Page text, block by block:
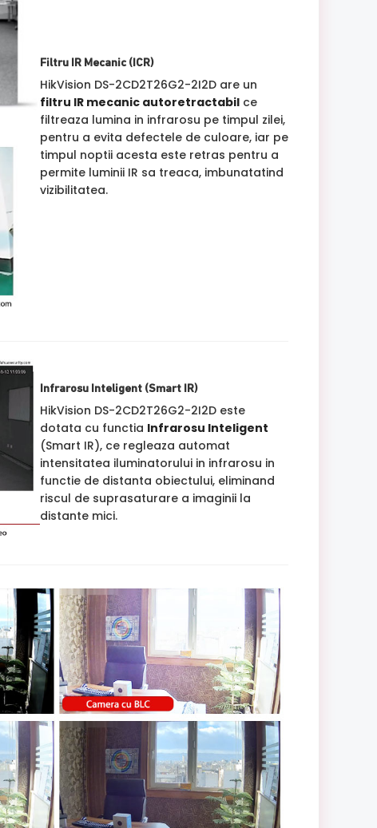
Filtru IR Mecanic (ICR)
HikVision DS-2CD2T26G2-2I2D are un
filtru IR mecanic autoretractabilce
filtreaza lumina in infrarosu pe timpul zilei,
pentru a evita defectele de culoare, iar pe
timpul noptii acesta este retras pentru a
permite luminii IR sa treaca, imbunatatind
vizibilitatea.
Infrarosu Inteligent (Smart IR)
HikVision DS-2CD2T26G2-2I2D este
dotata cu functia Infrarosu Inteligent
(Smart IR), ce regleaza automat
intensitatea iluminatorului in infrarosu in
functie de distanta obiectului, eliminand
riscul de suprasaturare a imaginii la
distante mici.